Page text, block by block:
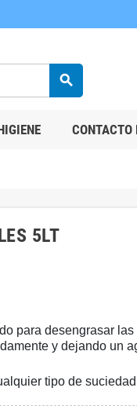
search
CONTACTO
5LT
para desengrasar
y dejando un
tipo de